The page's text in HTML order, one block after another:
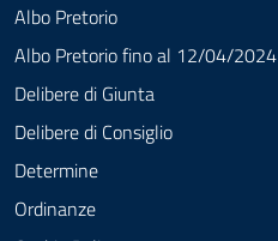
Albo Pretorio
Albo Pretorio fino al 12/04/2024
Delibere di Giunta
Delibere di Consiglio
Determine
Ordinanze